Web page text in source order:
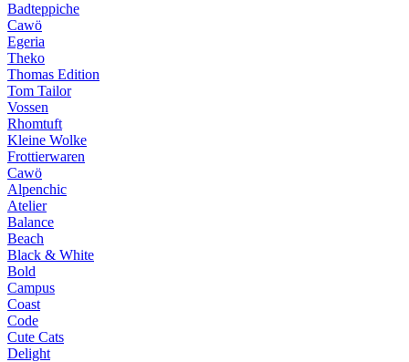
Badteppiche
Cawö
Egeria
Theko
Thomas Edition
Tom Tailor
Vossen
Rhomtuft
Kleine Wolke
Frottierwaren
Cawö
Alpenchic
Atelier
Balance
Beach
Black & White
Bold
Campus
Coast
Code
Cute Cats
Delight